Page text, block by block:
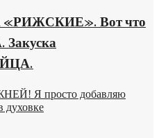
Вот что
Я просто добавляю
духовке